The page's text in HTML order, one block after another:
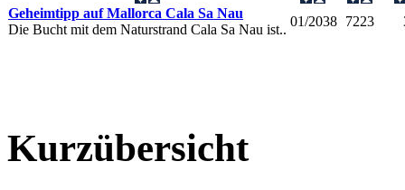
Geheimtipp auf Mallorca Cala Sa Nau
Die Bucht mit dem Naturstrand Cala Sa Nau ist..
01/2038 7223
Kurzübersicht